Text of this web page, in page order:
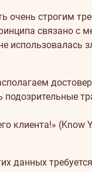
очень строгим
связано
использовалась
клиента!» (Know
данных